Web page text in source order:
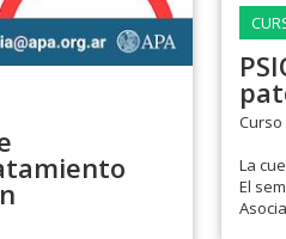
Curso
La
El